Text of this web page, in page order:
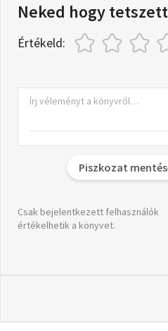
Neked hogy
Értékeld:
Piszkozat
Csak bejelentkezett felhasználók
értékelhetik a könyvet.